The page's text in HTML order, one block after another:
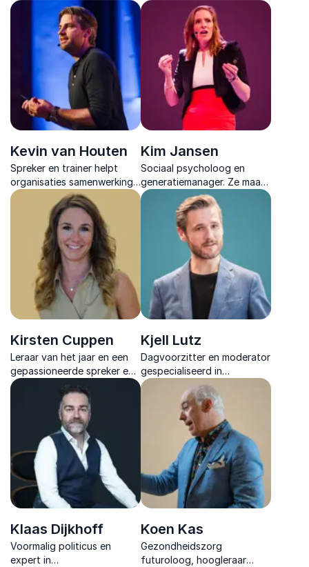
menselijkheid onmisbaar
blijft in een wereld vol AI en
digitale verandering.
diepgaande inzichten voor
organisaties die sterker uit
elke situatie willen komen.
Kevin van Houten
Spreker en trainer helpt
organisaties samenwerking
versnellen door gedrag
centraal te zetten en ruis in
teams concreet aan te
pakken.
Kim Jansen
Sociaal psycholoog en
generatiemanager. Ze maakt
generatiemanagement
concreet en duidelijk voor
elke organisatie.
Kirsten Cuppen
Leraar van het jaar en een
gepassioneerde spreker en
dagvoorzitter. Ze inspireert
met haar ervaringen en
moedigt anderen aan hun
potentieel te ontdekken.
Kjell Lutz
Dagvoorzitter en moderator
gespecialiseerd in
interactieve formats,
organisatiepsychologie en
betrokken publieksregie op
grote en hybride events.
Klaas Dijkhoff
Voormalig politicus en
expert in
Koen Kas
Gezondheidszorg
futuroloog, hoogleraar